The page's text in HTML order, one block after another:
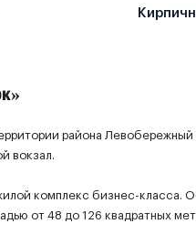
района
вокзал.
комплекс бизнес-класса.
от 48 до 126 квадратных